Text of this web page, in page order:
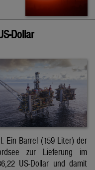
Dollar
Ein Barrel (159 Liter) der
zur Lieferung im
US-Dollar und damit